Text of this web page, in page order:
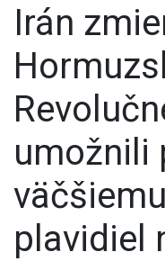
Irán zmierňuje blokádu
umožnili
plavidiel